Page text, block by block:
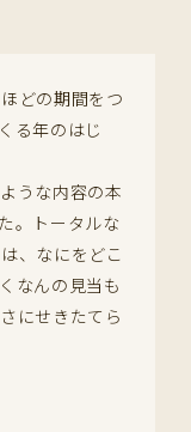
どの期間をつ
る年のはじ
うな内容の本
。トータルな
、なにをどこ
なんの見当も
にせきたてら